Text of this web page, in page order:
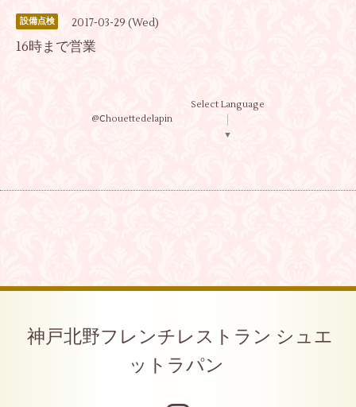
設備点検 2017-03-29 (Wed)
16時まで営業
@Ⅽhouettedelapin
Select Language
▼
神戸北野フレンチレストラン シュエ
ットラパン